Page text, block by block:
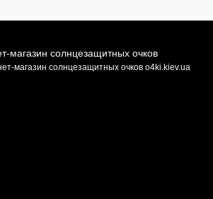
магазин солнцезащитных очков o4ki.kiev.ua